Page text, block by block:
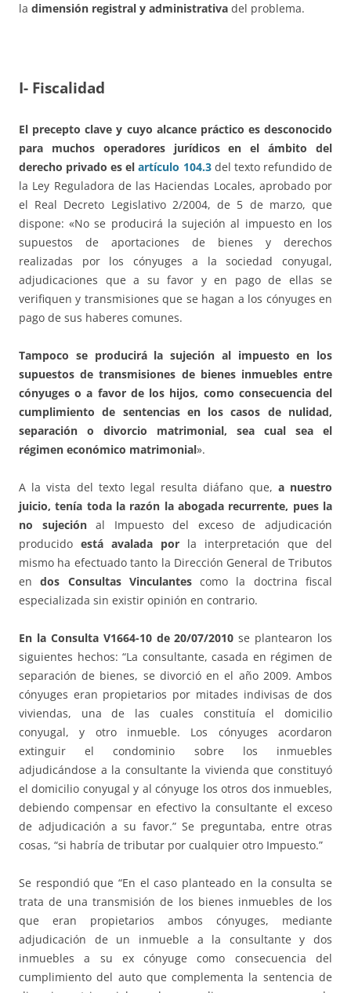
la dimensión registral y administrativa del problema.
I- Fiscalidad
El precepto clave y cuyo alcance práctico es desconocido
para muchos operadores jurídicos en el ámbito del
derecho privado es elartículo 104.3del texto refundido de
la Ley Reguladora de las Haciendas Locales, aprobado por
el Real Decreto Legislativo 2/2004, de 5 de marzo, que
dispone: «No se producirá la sujeción al impuesto en los
supuestos de aportaciones de bienes y derechos
realizadas por los cónyuges a la sociedad conyugal,
adjudicaciones que a su favor y en pago de ellas se
verifiquen y transmisiones que se hagan a los cónyuges en
pago de sus haberes comunes.
Tampoco se producirá la sujeción al impuesto en los
supuestos de transmisiones de bienes inmuebles entre
cónyuges o a favor de los hijos, como consecuencia del
cumplimiento de sentencias en los casos de nulidad,
separación o divorcio matrimonial, sea cual sea el
régimen económico matrimonial».
A la vista del texto legal resulta diáfano que, a nuestro
juicio, tenía toda la razón la abogada recurrente, pues la
no sujeciónal Impuesto del exceso de adjudicación
producido está avalada por la interpretación que del
mismo ha efectuado tanto la Dirección General de Tributos
endos Consultas Vinculantescomo la doctrina fiscal
especializada sin existir opinión en contrario.
En la Consulta V1664-10 de 20/07/2010 se plantearon los
siguientes hechos: “La consultante, casada en régimen de
separación de bienes, se divorció en el año 2009. Ambos
cónyuges eran propietarios por mitades indivisas de dos
viviendas, una de las cuales constituía el domicilio
conyugal, y otro inmueble. Los cónyuges acordaron
extinguir el condominio sobre los inmuebles
adjudicándose a la consultante la vivienda que constituyó
el domicilio conyugal y al cónyuge los otros dos inmuebles,
debiendo compensar en efectivo la consultante el exceso
de adjudicación a su favor.” Se preguntaba, entre otras
cosas, “si habría de tributar por cualquier otro Impuesto.”
Se respondió que “En el caso planteado en la consulta se
trata de una transmisión de los bienes inmuebles de los
que eran propietarios ambos cónyuges, mediante
adjudicación de un inmueble a la consultante y dos
inmuebles a su ex cónyuge como consecuencia del
cumplimiento del auto que complementa la sentencia de